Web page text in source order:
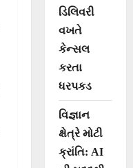
ડિલિવરી
વખતે
કેન્સલ
કરતા
ધરપકડ
વિજ્ઞાન
ક્ષેત્રે મોટી
ક્રાંતિ: AI